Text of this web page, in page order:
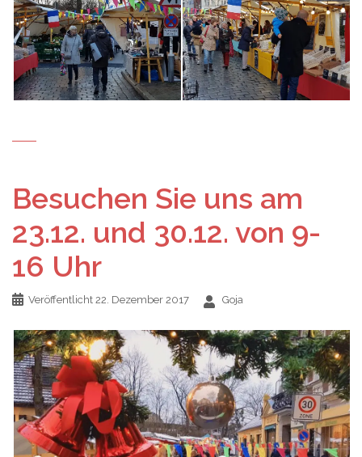
Besuchen Sie uns am
23.12. und 30.12. von 9-
16 Uhr
Veröffentlicht 22. Dezember 2017 Goja